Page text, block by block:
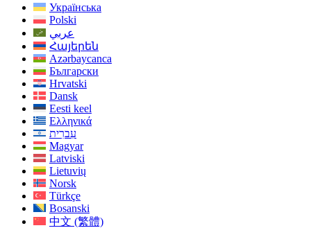
Українська
Polski
عربي
Հայերեն
Azərbaycanca
Български
Hrvatski
Dansk
Eesti keel
Ελληνικά
עִברִית
Magyar
Latviski
Lietuvių
Norsk
Türkçe
Bosanski
中文 (繁體)